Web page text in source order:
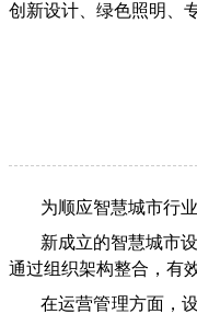
创新设计、绿色照明、
为顺应智慧城市行
新成立的智慧城市
通过组织架构整合，有
在运营管理方面，